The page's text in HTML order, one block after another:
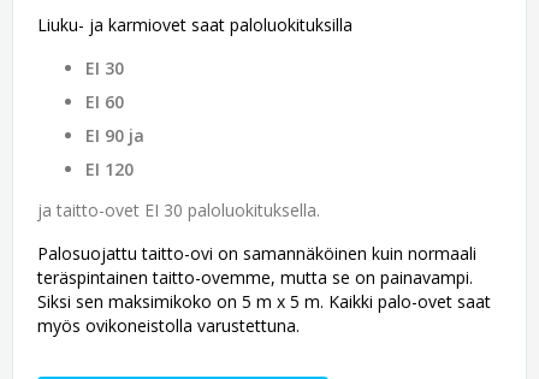
Liuku- ja karmiovet saat paloluokituksilla
EI 30
EI 60
EI 90 ja
EI 120
ja taitto-ovet EI 30 paloluokituksella.
Palosuojattu taitto-ovi on samannäköinen kuin normaali
teräspintainen taitto-ovemme, mutta se on painavampi.
Siksi sen maksimikoko on 5 m x 5 m. Kaikki palo-ovet saat
myös ovikoneistolla varustettuna.